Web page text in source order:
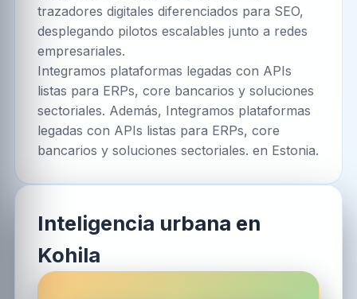
trazadores digitales diferenciados para SEO,
desplegando pilotos escalables junto a redes
empresariales.
Integramos plataformas legadas con APIs
listas para ERPs, core bancarios y soluciones
sectoriales. Además, Integramos plataformas
legadas con APIs listas para ERPs, core
bancarios y soluciones sectoriales. en Estonia.
Inteligencia urbana en
Kohila